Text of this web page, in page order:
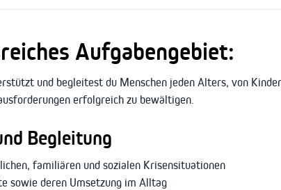
Aufgabengebiet:
und begleitest du Menschen jeden Alters, von
erfolgreich zu bewältigen.
Begleitung
familiären und sozialen Krisensituationen
sowie deren Umsetzung im Alltag